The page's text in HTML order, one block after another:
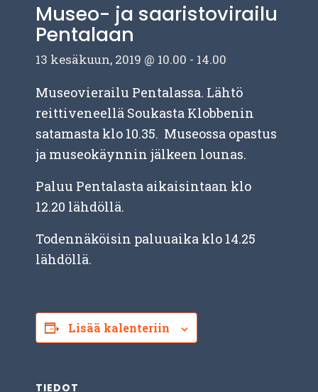
Museo- ja saaristovirailu
Pentalaan
13 kesäkuun, 2019 @ 10.00 - 14.00
Museovierailu Pentalassa. Lähtö
reittiveneellä Soukasta Klobbenin
satamasta klo 10.35. Museossa opastus
ja museokäynnin jälkeen lounas.
Paluu Pentalasta aikaisintaan klo
12.20 lähdöllä.
Todennäköisin paluuaika klo 14.25
lähdöllä.
Lisää kalenteriin
TIEDOT